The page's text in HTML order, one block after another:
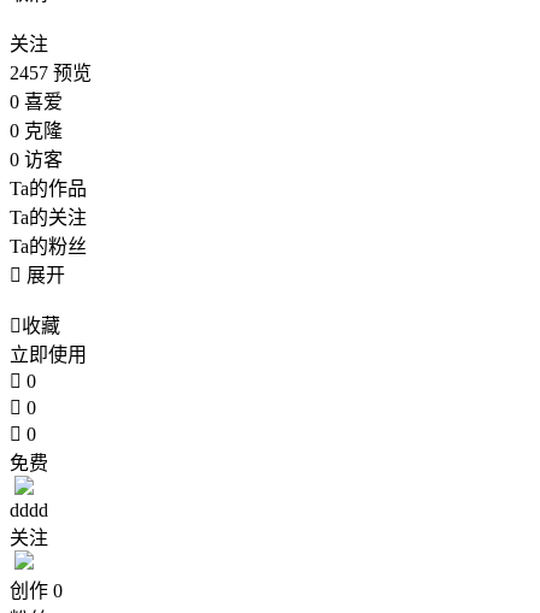
关注
2457 预览
0 喜爱
0 克隆
0 访客
Ta的作品
Ta的关注
Ta的粉丝
 展开
收藏
立即使用
 0
 0
 0
免费
dddd
关注
创作 0